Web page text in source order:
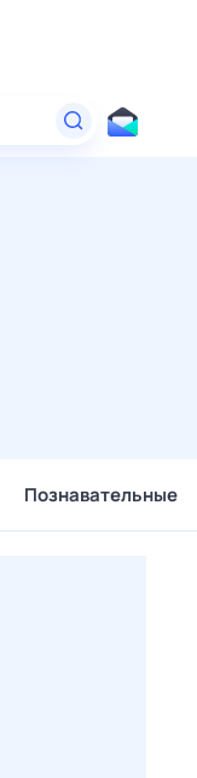
Познавательные